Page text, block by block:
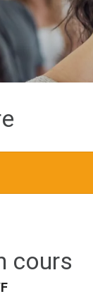
cours